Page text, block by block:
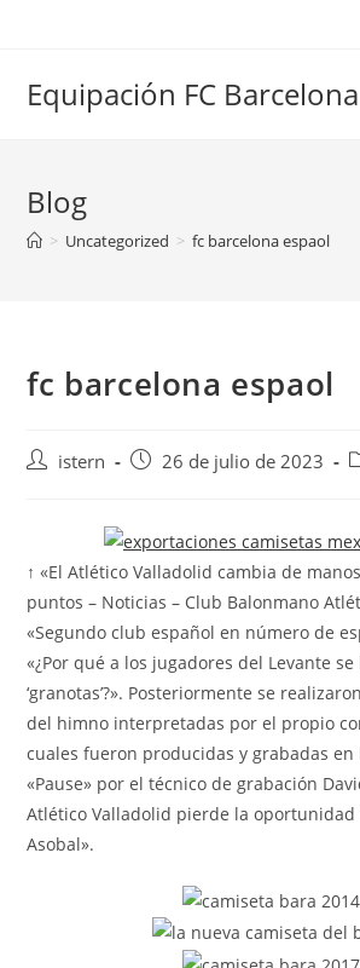
Equipación FC Barcelona
Blog
> Uncategorized > fc barcelona espaol
fc barcelona espaol
Autoristern
Publicación
entrada:
26 de julio de 2023
↑ «El Atlético Valladolid cambia de
puntos – Noticias – Club Balonmano
«Segundo club español en número de
«¿Por qué a los jugadores del Levante
‘granotas’?». Posteriormente se
del himno interpretadas por el propio
cuales fueron producidas y grabadas en
«Pause» por el técnico de grabación
Atlético Valladolid pierde la oportunidad
Asobal».